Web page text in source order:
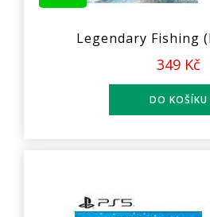
Legendary Fishing
349 Kč